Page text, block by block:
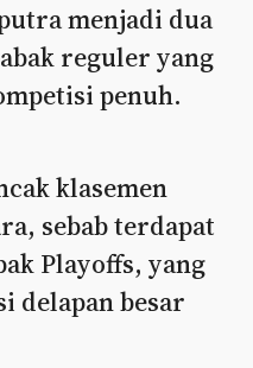
menjadi dua
reguler yang
penuh.
klasemen
sebab terdapat
Playoffs, yang
delapan besar